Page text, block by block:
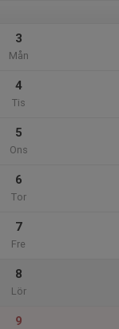
3
Mån
4
Tis
5
Ons
6
Tor
7
Fre
8
Lör
9